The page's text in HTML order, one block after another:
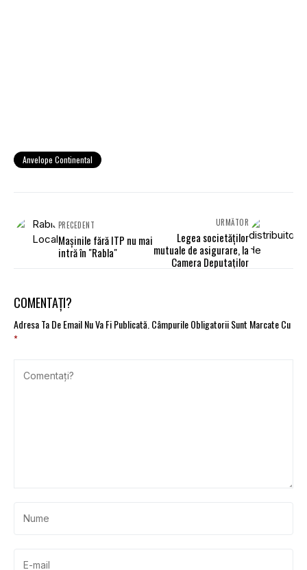
Anvelope Continental
PRECEDENT
Maşinile fără ITP nu mai
intră în "Rabla"
URMĂTOR
Legea societăţilor
mutuale de asigurare, la
Camera Deputaţilor
COMENTAȚI?
Adresa Ta De Email Nu Va Fi Publicată.Câmpurile Obligatorii Sunt Marcate Cu
*